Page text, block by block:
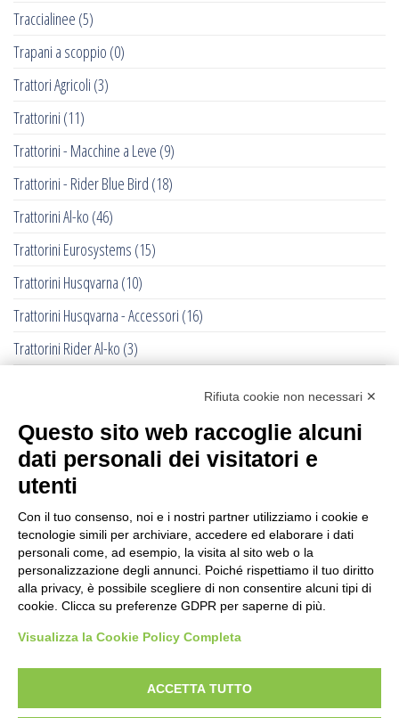
Traccialinee (5)
Trapani a scoppio (0)
Trattori Agricoli (3)
Trattorini (11)
Trattorini - Macchine a Leve (9)
Trattorini - Rider Blue Bird (18)
Trattorini Al-ko (46)
Trattorini Eurosystems (15)
Trattorini Husqvarna (10)
Trattorini Husqvarna - Accessori (16)
Trattorini Rider Al-ko (3)
Trattorini Rider Husqvarna - Piatti di taglio
(6)
Trinciasarmenti
Trinciatutto Trattorino(7)
Troncarami manuali (3)
Troncatrici a catena diamanta (0)
Troncatrici Manuali Elettriche(2)
Turbine da neve(0)
Verricelli a scoppio(12)
Rifiuta cookie non necessari ✕
Questo sito web raccoglie alcuni
dati personali dei visitatori e
utenti
Con il tuo consenso, noi e i nostri partner utilizziamo i cookie e
tecnologie simili per archiviare, accedere ed elaborare i dati
personali come, ad esempio, la visita al sito web o la
personalizzazione degli annunci. Poiché rispettiamo il tuo diritto
alla privacy, è possibile scegliere di non consentire alcuni tipi di
cookie. Clicca su preferenze GDPR per saperne di più.
Visualizza la Cookie Policy Completa
ACCETTA TUTTO